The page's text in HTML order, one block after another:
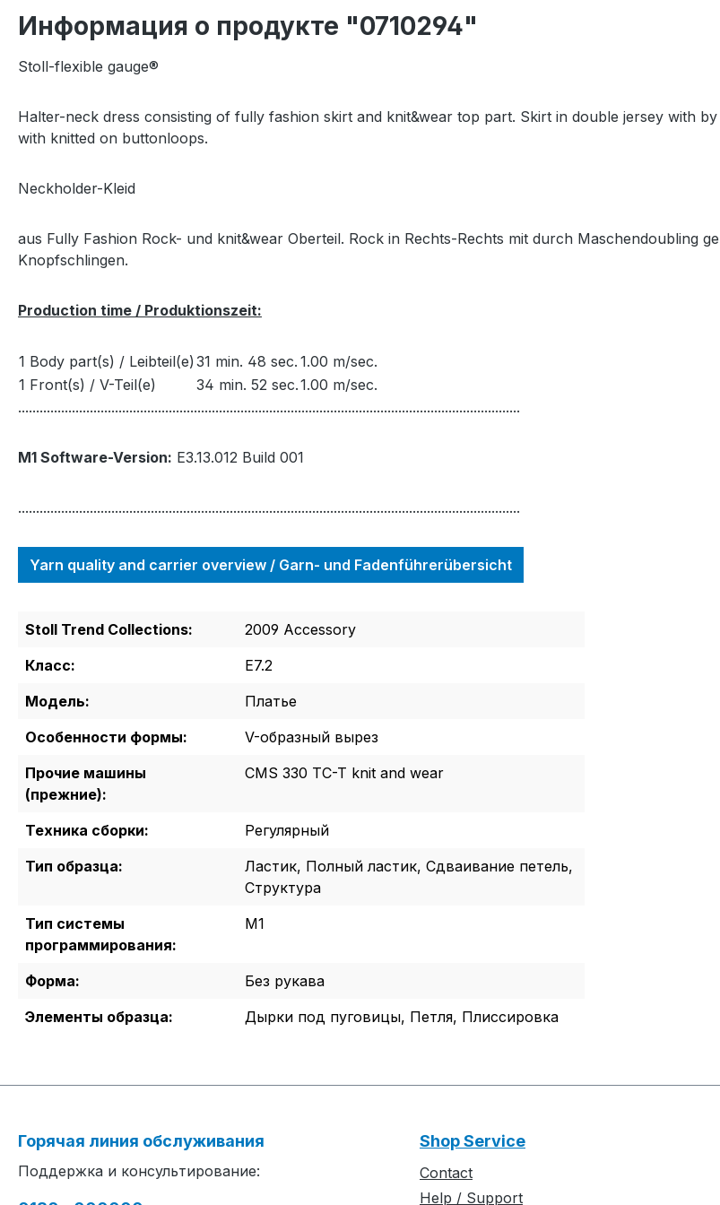
Информация о продукте "0710294"
Stoll-flexible gauge®
Halter-neck dress consisting of fully fashion skirt and knit&wear top part. Skirt in double jersey with
with knitted on buttonloops.
Neckholder-Kleid
aus Fully Fashion Rock- und knit&wear Oberteil. Rock in Rechts-Rechts mit durch Maschendoubling
Knopfschlingen.
Production time / Produktionszeit:
1 Body part(s) / Leibteil(e) 31 min. 48 sec. 1.00 m/sec.
1 Front(s) / V-Teil(e)
34 min. 52 sec.1.00 m/sec.
............................................................................................................................................
M1 Software-Version: E3.13.012 Build 001
............................................................................................................................................
Yarn quality and carrier overview / Garn- und Fadenführerübersicht
Stoll Trend Collections:
2009 Accessory
Класс:
E7.2
Модель:
Платье
Особенности формы:
V-образный вырез
Прочие машины
(прежние):
CMS 330 TC-T knit and wear
Техника сборки:
Регулярный
Тип образца:
Ластик, Полный ластик, Сдваивание петель,
Структура
Тип системы
программирования:
M1
Форма:
Без рукава
Элементы образца:
Дырки под пуговицы, Петля, Плиссировка
Горячая линия обслуживания
Поддержка и консультирование:
Shop Service
Contact
Help / Support